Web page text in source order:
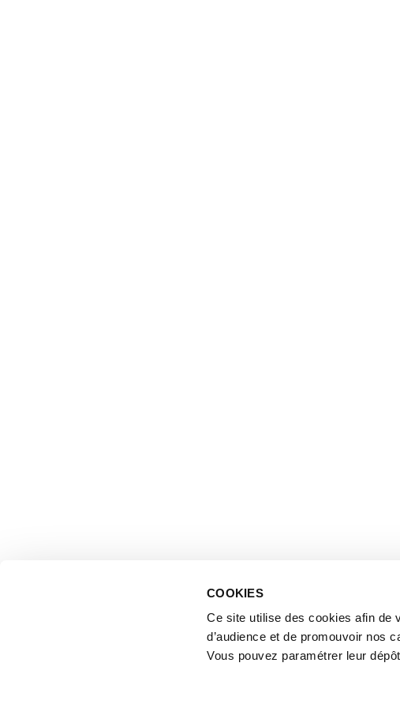
COOKIES
Ce site utilise des cookies afin de
d’audience et de promouvoir nos
Vous pouvez paramétrer leur